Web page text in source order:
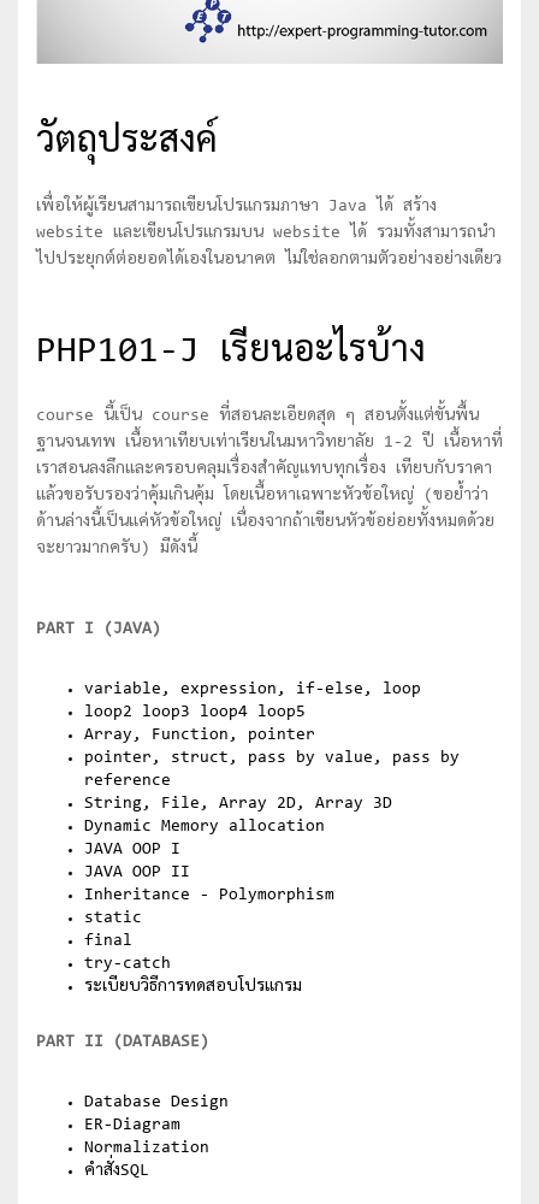
วัตถุประสงค์
เพื่อให้ผู้เรียนสามารถเขียนโปรแกรมภาษา Java ได้ สร้าง
website และเขียนโปรแกรมบน website ได้ รวมทั้งสามารถนำ
ไปประยุกต์ต่อยอดได้เองในอนาคต ไม่ใช่ลอกตามตัวอย่างอย่างเดียว
PHP101-J เรียนอะไรบ้าง
course นี้เป็น course ที่สอนละเอียดสุด ๆ สอนตั้งแต่ขั้นพื้น
ฐานจนเทพ เนื้อหาเทียบเท่าเรียนในมหาวิทยาลัย 1-2 ปี เนื้อหาที่
เราสอนลงลึกและครอบคลุมเรื่องสำคัญแทบทุกเรื่อง เทียบกับราคา
แล้วขอรับรองว่าคุ้มเกินคุ้ม โดยเนื้อหาเฉพาะหัวข้อใหญ่ (ขอย้ำว่า
ด้านล่างนี้เป็นแค่หัวข้อใหญ่ เนื่องจากถ้าเขียนหัวข้อย่อยทั้งหมดด้วย
จะยาวมากครับ) มีดังนี้
PART I (JAVA)
variable, expression, if-else, loop
loop2 loop3 loop4 loop5
Array, Function, pointer
pointer, struct, pass by value, pass by
reference
String, File, Array 2D, Array 3D
Dynamic Memory allocation
JAVA OOP I
JAVA OOP II
Inheritance - Polymorphism
static
final
try-catch
ระเบียบวิธีการทดสอบโปรแกรม
PART II (DATABASE)
Database Design
ER-Diagram
Normalization
คำสั่งSQL